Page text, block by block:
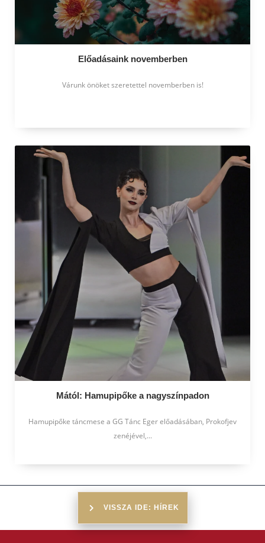
Előadásaink novemberben
Várunk önöket szeretettel novemberben is!
Mától: Hamupipőke a nagyszínpadon
Hamupipőke táncmese a GG Tánc Eger előadásában, Prokofjev
zenéjével,...
VISSZA IDE: HÍREK